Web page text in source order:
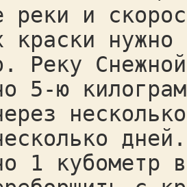
реки и
краски нужно
Реку
5-ю
1